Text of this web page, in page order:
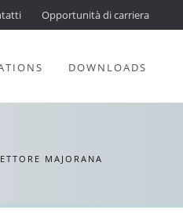
Opportunità di carriera
DOWNLOADS
ETTORE MAJORANA